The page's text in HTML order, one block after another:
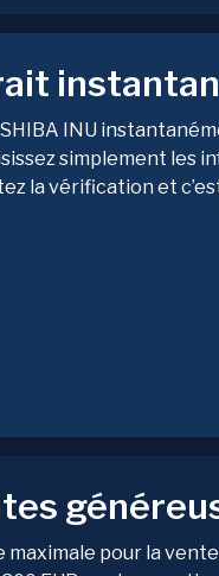
INU
simplement les
la vérification et
maximale pour la